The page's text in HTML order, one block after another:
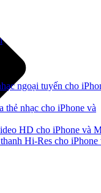
ngoại tuyến cho
thẻ nhạc cho iPhone và
HD cho iPhone và
Hi-Res cho iPhone